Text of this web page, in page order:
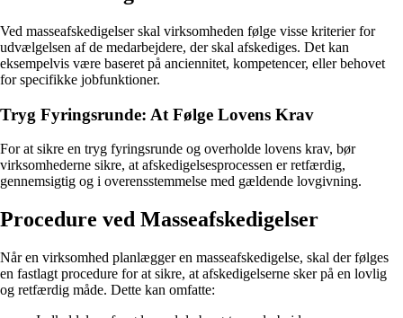
Ved masseafskedigelser skal virksomheden følge visse kriterier for
udvælgelsen af de medarbejdere, der skal afskediges. Det kan
eksempelvis være baseret på anciennitet, kompetencer, eller behovet
for specifikke jobfunktioner.
Tryg Fyringsrunde: At Følge Lovens Krav
For at sikre en tryg fyringsrunde og overholde lovens krav, bør
virksomhederne sikre, at afskedigelsesprocessen er retfærdig,
gennemsigtig og i overensstemmelse med gældende lovgivning.
Procedure ved Masseafskedigelser
Når en virksomhed planlægger en masseafskedigelse, skal der følges
en fastlagt procedure for at sikre, at afskedigelserne sker på en lovlig
og retfærdig måde. Dette kan omfatte: